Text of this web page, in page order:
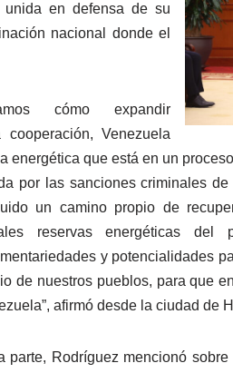
unida en defensa de su
nacional donde el
cómo expandir
cooperación, Venezuela
energética que está en un
por las sanciones criminales
un camino propio de
reservas energéticas
y potencialidades
de nuestros pueblos, para que
afirmó desde la ciudad de
parte, Rodríguez mencionó